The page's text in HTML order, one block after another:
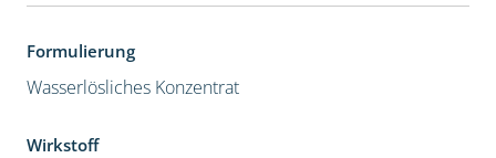
Formulierung
Wasserlösliches Konzentrat
Wirkstoff